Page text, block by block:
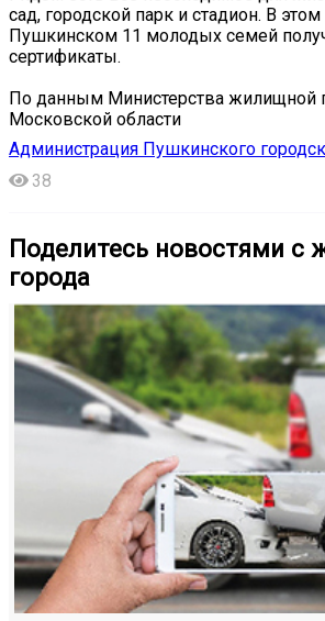
сад, городской парк и стадион. В этом
Пушкинском 11 молодых семей
сертификаты.
По данным Министерства жилищной
Московской области
Администрация Пушкинского
38
Поделитесь новостями с
города